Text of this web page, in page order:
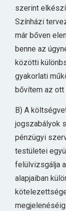
szerint
Színházi
már bőven
benne az
közötti
gyakorlati
bővítem az ott
B) A
jogszabályok
pénzügyi
testületei
felülvizsgálja
alapjaiban